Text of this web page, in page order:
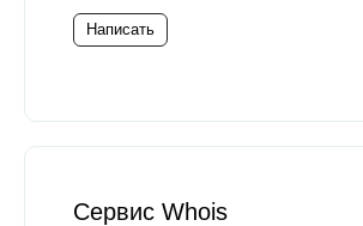
Написать
Сервис Whois